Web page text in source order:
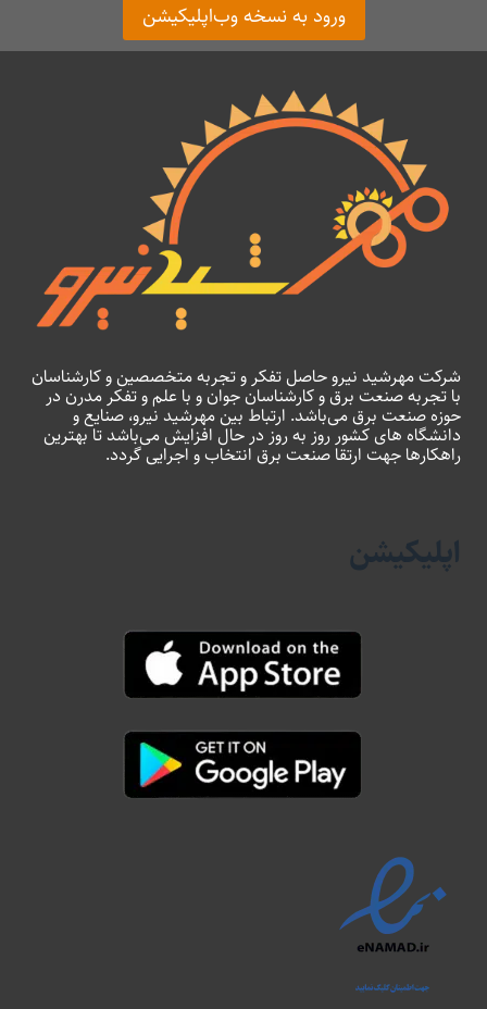
ورود به نسخه وب‌اپلیکیشن
شرکت مهرشید نیرو حاصل تفکر و تجربه متخصصین و کارشناسان
با تجربه صنعت برق و کارشناسان جوان و با علم و تفکر مدرن در
حوزه صنعت برق می‌باشد. ارتباط بین مهرشید نیرو، صنایع و
دانشگاه های کشور روز به روز در حال افزایش می‌باشد تا بهترین
راهکارها جهت ارتقا صنعت برق انتخاب و اجرایی گردد.
اپلیکیشن